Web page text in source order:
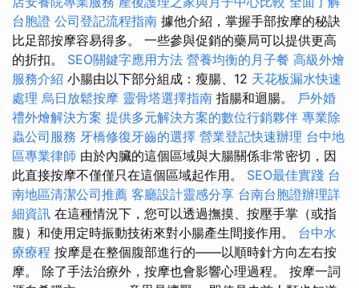
台胞證 公司登記流程指南 據他介紹，掌握手部按摩的秘訣
比足部按摩容易得多。 一些參與促銷的藥局可以提供更高
的折扣。 SEO關鍵字應用方法 營養均衡的月子餐 高級外燴
服務介紹 小腸由以下部分組成：瘦腸、12 天花板漏水快速
處理 烏日放鬆按摩 靈骨塔選擇指南 指腸和迴腸。 戶外婚
禮外燴解決方案 提供多元解決方案的數位行銷夥伴 專業除
蟲公司服務 牙橋修復牙齒的選擇 營業登記快速辦理 台中地
區專業律師 由於內臟的這個區域與大腸關係非常密切，因
此直接按摩不僅僅只在這個區域起作用。 SEO最佳實踐 台
南地區清潔公司推薦 客廳設計靈感分享 台南台胞證辦理詳
細資訊 在這種情況下，您可以透過撫摸、按壓手掌（或指
腹）和使用定時振動技術來對小腸產生間接作用。 台中水
療療程 按摩是在整個腹部進行的——以順時針方向左右按
摩。 除了手法治療外，按摩也會影響心理過程。 按摩一詞